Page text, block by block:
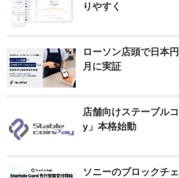
りやすく
ローソン店頭で日本
月に実証
店舗向けステーブル
y」本格始動
ソニーのブロックチ